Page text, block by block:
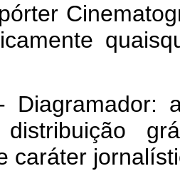
caráter